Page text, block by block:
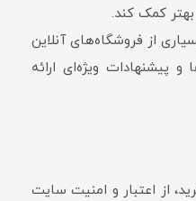
کمک کند.
از فروشگاه‌های آنلاین
پیشنهادات ویژه‌ای ارائه
از اعتبار و امنیت سایت